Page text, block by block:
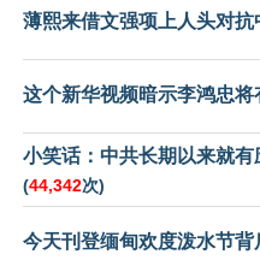
薄熙来借文强项上人头对抗
这个新华视频暗示李鸿忠将
小笑话：中共长期以来就
(44,342次)
今天刊登缅甸欢度泼水节背